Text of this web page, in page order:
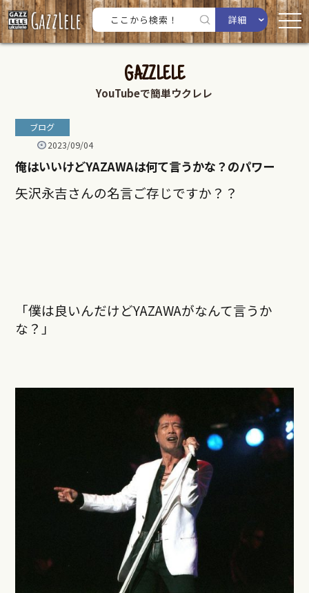
詳細
GAZZLELE
YouTubeで簡単ウクレレ
ブログ
2023/09/04
俺はいいけどYAZAWAは何て言うかな？のパワー
矢沢永吉さんの名言ご存じですか？？
「僕は良いんだけどYAZAWAがなんて言うか
な？」